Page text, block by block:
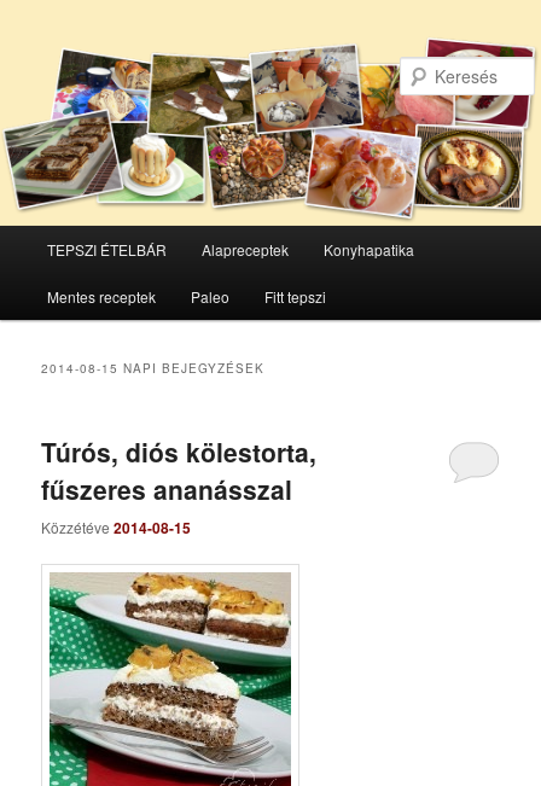
Tovább
az
Tovább
a
TEPSZI ÉTELBÁR Alapreceptek Konyhapatika
Mentes receptek Paleo Fitt tepszi
2014-08-15 NAPI BEJEGYZÉSEK
Túrós, diós kölestorta,
fűszeres ananásszal
Közzétéve2014-08-15